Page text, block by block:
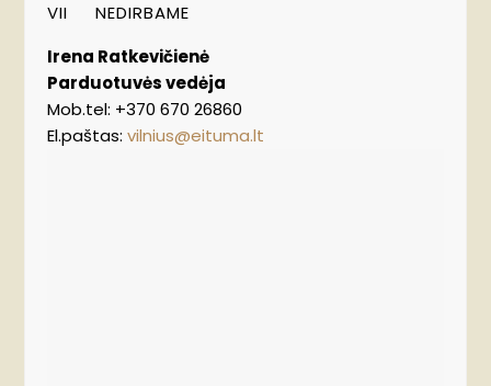
VII NEDIRBAME
Irena Ratkevičienė
Parduotuvės vedėja
Mob.tel: +370670 26860
El.paštas:vilnius@eituma.lt